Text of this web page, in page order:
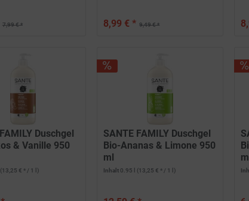
7,99 € * 9,49 € *
8,99 € *
Duschgel
& Vanille 950
(13,25 € * / 1 l)
SANTE FAMILY Duschgel
Bio-Ananas & Limone 950
ml
Inhalt 0.95 l (13,25 € * / 1 l)
ml